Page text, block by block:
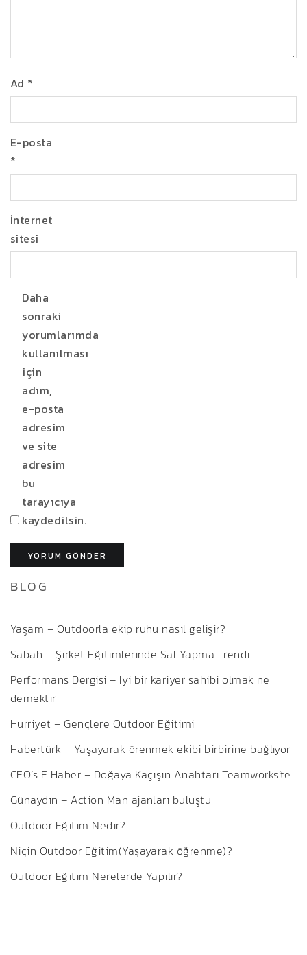
Ad *
E-posta
*
İnternet
sitesi
Daha
sonraki
yorumlarımda
kullanılması
için
adım,
e-posta
adresim
ve site
adresim
bu
tarayıcıya
kaydedilsin.
BLOG
Yaşam – Outdoorla ekip ruhu nasıl gelişir?
Sabah – Şirket Eğitimlerinde Sal Yapma Trendi
Performans Dergisi – İyi bir kariyer sahibi olmak ne
demektir
Hürriyet – Gençlere Outdoor Eğitimi
Habertürk – Yaşayarak örenmek ekibi birbirine bağlıyor
CEO’s E Haber – Doğaya Kaçışın Anahtarı Teamworks’te
Günaydın – Action Man ajanları buluştu
Outdoor Eğitim Nedir?
Niçin Outdoor Eğitim(Yaşayarak öğrenme)?
Outdoor Eğitim Nerelerde Yapılır?